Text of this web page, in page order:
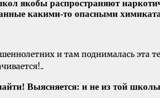
якобы распространяют
какими-то опасными
и там поднималась эта
Выясняется: и не из той